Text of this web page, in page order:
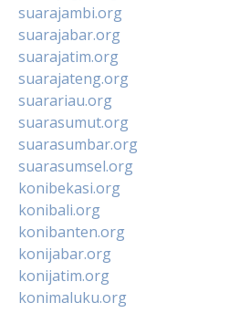
suarajambi.org
suarajabar.org
suarajatim.org
suarajateng.org
suarariau.org
suarasumut.org
suarasumbar.org
suarasumsel.org
konibekasi.org
konibali.org
konibanten.org
konijabar.org
konijatim.org
konimaluku.org